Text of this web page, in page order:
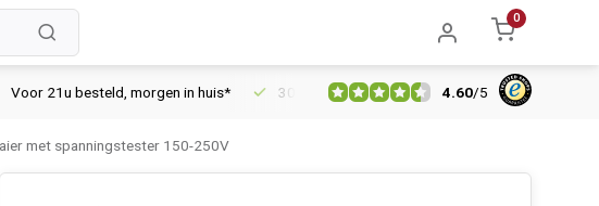
0
21u besteld, morgen in huis* 30 dagen retourrecht Vertrouwd online sinds
4.60/5
met spanningstester 150-250V